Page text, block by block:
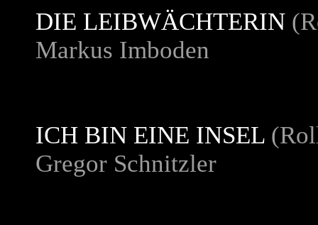
DIE LEIBWÄCHTERIN
Markus Imboden
ICH BIN EINE INSEL
Gregor Schnitzler